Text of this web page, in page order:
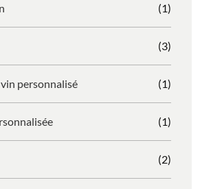
(1)
(3)
personnalisé (1)
(1)
(2)